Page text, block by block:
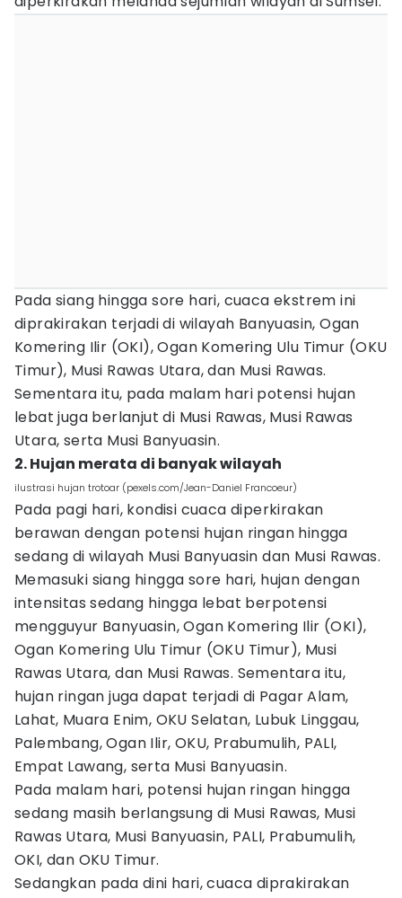
Pada siang hingga sore hari, cuaca ekstrem ini
diprakirakan terjadi di wilayah Banyuasin, Ogan
Komering Ilir (OKI), Ogan Komering Ulu Timur (OKU
Timur), Musi Rawas Utara, dan Musi Rawas.
Sementara itu, pada malam hari potensi hujan
lebat juga berlanjut di Musi Rawas, Musi Rawas
Utara, serta Musi Banyuasin.
2. Hujan merata di banyak wilayah
ilustrasi hujan trotoar (pexels.com/Jean-Daniel Francoeur)
Pada pagi hari, kondisi cuaca diperkirakan
berawan dengan potensi hujan ringan hingga
sedang di wilayah Musi Banyuasin dan Musi Rawas.
Memasuki siang hingga sore hari, hujan dengan
intensitas sedang hingga lebat berpotensi
mengguyur Banyuasin, Ogan Komering Ilir (OKI),
Ogan Komering Ulu Timur (OKU Timur), Musi
Rawas Utara, dan Musi Rawas. Sementara itu,
hujan ringan juga dapat terjadi di Pagar Alam,
Lahat, Muara Enim, OKU Selatan, Lubuk Linggau,
Palembang, Ogan Ilir, OKU, Prabumulih, PALI,
Empat Lawang, serta Musi Banyuasin.
Pada malam hari, potensi hujan ringan hingga
sedang masih berlangsung di Musi Rawas, Musi
Rawas Utara, Musi Banyuasin, PALI, Prabumulih,
OKI, dan OKU Timur.
Sedangkan pada dini hari, cuaca diprakirakan